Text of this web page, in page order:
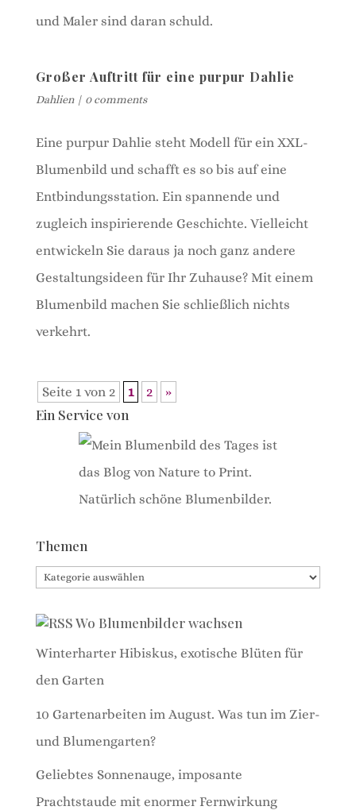
und Maler sind daran schuld.
Großer Auftritt für eine purpur Dahlie
Dahlien| 0 comments
Eine purpur Dahlie steht Modell für ein XXL-
Blumenbild und schafft es so bis auf eine
Entbindungsstation. Ein spannende und
zugleich inspirierende Geschichte. Vielleicht
entwickeln Sie daraus ja noch ganz andere
Gestaltungsideen für Ihr Zuhause? Mit einem
Blumenbild machen Sie schließlich nichts
verkehrt.
Seite 1 von 2 1 2 »
Ein Service von
Themen
Themen
Wo Blumenbilder wachsen
Winterharter Hibiskus, exotische Blüten für
den Garten
10 Gartenarbeiten im August. Was tun im Zier-
und Blumengarten?
Geliebtes Sonnenauge, imposante
Prachtstaude mit enormer Fernwirkung